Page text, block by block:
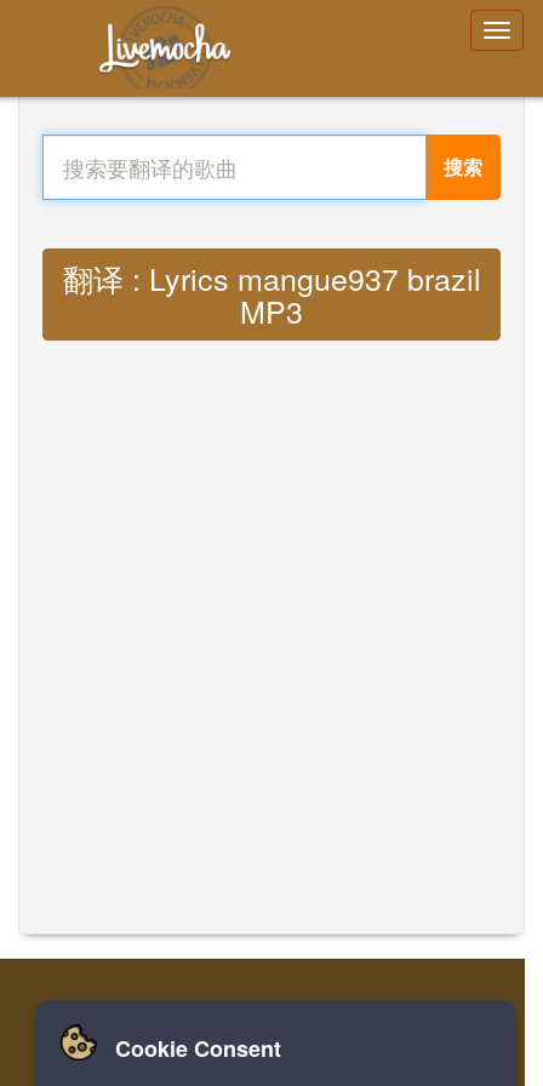
搜索
翻译 : Lyrics mangue937 brazil
MP3
家 登录 寄存器
Cookie Consent